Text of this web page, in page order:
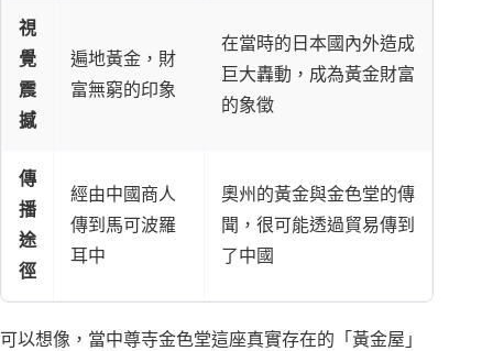
視
覺
震
撼
遍地黃金，財
富無窮的印象
在當時的日本國內外造成
巨大轟動，成為黃金財富
的象徵
傳
播
途
徑
經由中國商人
傳到馬可波羅
耳中
奧州的黃金與金色堂的傳
聞，很可能透過貿易傳到
了中國
可以想像，當中尊寺金色堂這座真實存在的「黃金屋」